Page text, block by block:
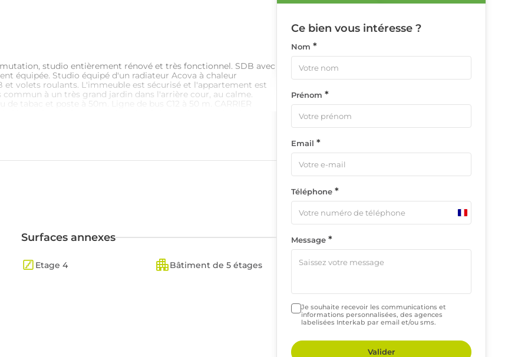
studio entièrement rénové et très fonctionnel. SDB avec
équipée. Studio équipé d'un radiateur Acova à chaleur
volets roulants. L'immeuble est sécurisé et l'appartement est
à un très grand jardin dans l'arrière cour, au calme.
tabac et poste à 50m. Ligne de bus C12 à 50 m. CARRIER
http://www.georisques.gouv.fr
Surfaces annexes
Etage 4 Bâtiment de 5 étages
Ce bien vous intéresse ?
Nom *
Prénom *
Email *
Téléphone *
France
+33
Message *
Je souhaite recevoir les communications et
informations personnalisées, des agences
labelisées Interkab par email et/ou sms.
Valider